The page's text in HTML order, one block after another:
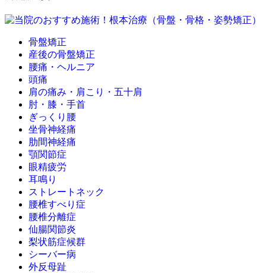
骨盤矯正
産後の骨盤矯正
腰痛・ヘルニア
頭痛
肩の痛み・肩こり・五十肩
肘・膝・手首
ぎっくり腰
坐骨神経痛
肋間神経痛
顎関節症
眼精疲労
耳鳴り
ストレートネック
腰椎すべり症
腰椎分離症
仙腸関節炎
梨状筋症候群
シーバー病
外反母趾